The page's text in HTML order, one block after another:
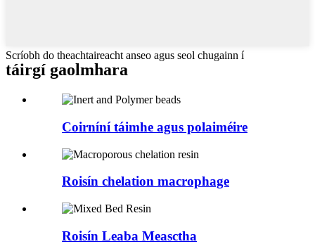
Scríobh do theachtaireacht anseo agus seol chugainn í
táirgí gaolmhara
Coirníní táimhe agus polaiméire
Roisín chelation macrophage
Roisín Leaba Measctha